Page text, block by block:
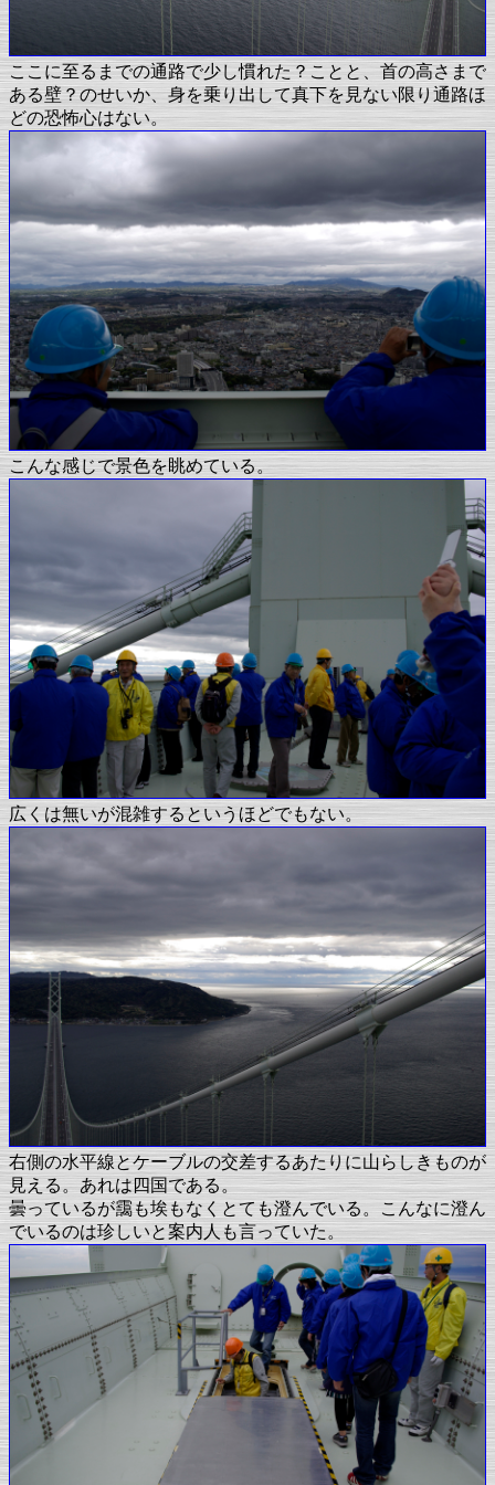
ここに至るまでの通路で少し慣れた？ことと、首の高さまで
ある壁？のせいか、身を乗り出して真下を見ない限り通路ほ
どの恐怖心はない。
こんな感じで景色を眺めている。
広くは無いが混雑するというほどでもない。
右側の水平線とケーブルの交差するあたりに山らしきものが
見える。あれは四国である。
曇っているが靄も埃もなくとても澄んでいる。こんなに澄ん
でいるのは珍しいと案内人も言っていた。